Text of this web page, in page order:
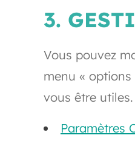
3.
Vous pouvez
menu «
vous être
Paramètres